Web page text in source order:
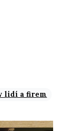
lidí a firem